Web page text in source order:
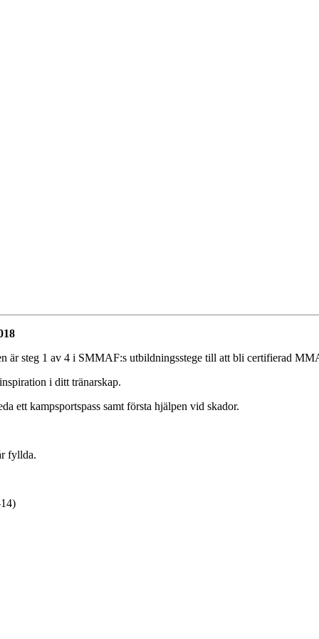
är steg 1 av 4 i SMMAF:s utbildningsstege till att bli certifierad
i ditt tränarskap.
ett kampsportspass samt första hjälpen vid skador.
fyllda.